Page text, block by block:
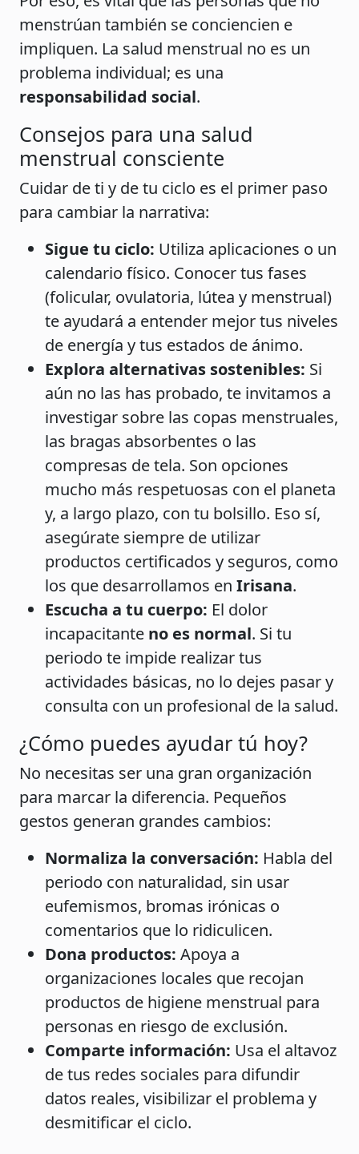
menstrúan también se conciencien e
impliquen. La salud menstrual no es un
problema individual; es una
responsabilidad social.
Consejos para una salud
menstrual consciente
Cuidar de ti y de tu ciclo es el primer paso
para cambiar la narrativa:
Sigue tu ciclo: Utiliza aplicaciones o un
calendario físico. Conocer tus fases
(folicular, ovulatoria, lútea y menstrual)
te ayudará a entender mejor tus niveles
de energía y tus estados de ánimo.
Explora alternativas sostenibles: Si
aún no las has probado, te invitamos a
investigar sobre las copas menstruales,
las bragas absorbentes o las
compresas de tela. Son opciones
mucho más respetuosas con el planeta
y, a largo plazo, con tu bolsillo. Eso sí,
asegúrate siempre de utilizar
productos certificados y seguros, como
los que desarrollamos en Irisana.
Escucha a tu cuerpo: El dolor
incapacitante no es normal. Si tu
periodo te impide realizar tus
actividades básicas, no lo dejes pasar y
consulta con un profesional de la salud.
¿Cómo puedes ayudar tú hoy?
No necesitas ser una gran organización
para marcar la diferencia. Pequeños
gestos generan grandes cambios:
Normaliza la conversación: Habla del
periodo con naturalidad, sin usar
eufemismos, bromas irónicas o
comentarios que lo ridiculicen.
Dona productos: Apoya a
organizaciones locales que recojan
productos de higiene menstrual para
personas en riesgo de exclusión.
Comparte información: Usa el altavoz
de tus redes sociales para difundir
datos reales, visibilizar el problema y
desmitificar el ciclo.